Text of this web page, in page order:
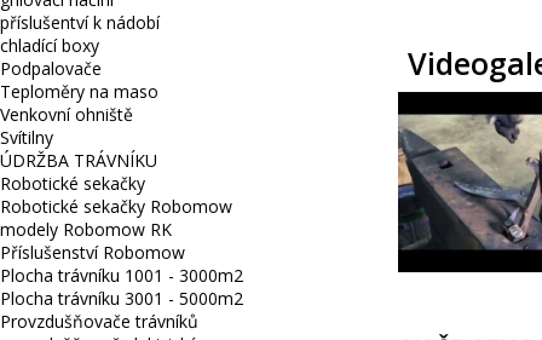
příslušentví k nádobí
chladící boxy
Podpalovače
Teploměry na maso
Venkovní ohniště
Svítilny
ÚDRŽBA TRÁVNÍKU
Robotické sekačky
Robotické sekačky Robomow
modely Robomow RK
Příslušenství Robomow
Plocha trávníku 1001 - 3000m2
Plocha trávníku 3001 - 5000m2
Provzdušňovače trávníků